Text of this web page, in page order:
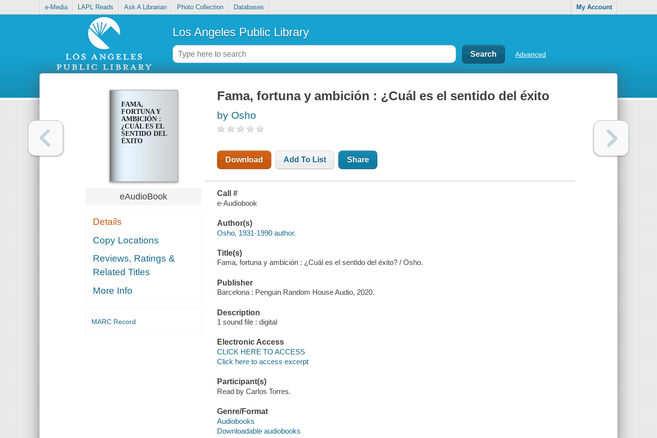
e-Media LAPL Reads Ask A Librarian Photo Collection Databases My Account
Los Angeles Public Library
Advanced
FAMA,
FORTUNA Y
AMBICIÓN :
¿CUÁL ES EL
SENTIDO DEL
ÉXITO
eAudioBook
Details
Copy Locations
Reviews, Ratings &
Related Titles
More Info
MARC Record
Fama, fortuna y ambición : ¿Cuál es el sentido del éxito
by Osho
Download Add To List Share
Call #
e-Audiobook
Author(s)
Osho, 1931-1990 author.
Title(s)
Fama, fortuna y ambición : ¿Cuál es el sentido del éxito? / Osho.
Publisher
Barcelona : Penguin Random House Audio, 2020.
Description
1 sound file : digital
Electronic Access
CLICK HERE TO ACCESS
Click here to access excerpt
Participant(s)
Read by Carlos Torres.
Genre/Format
Audiobooks
Downloadable audiobooks